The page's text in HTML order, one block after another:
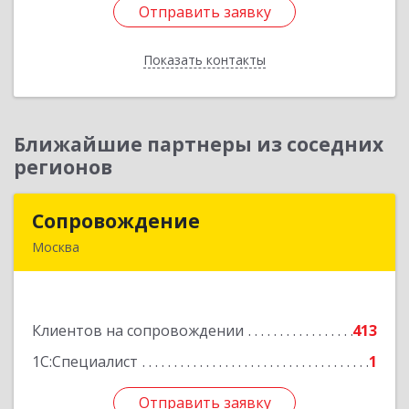
Отправить заявку
Показать контакты
Отправить заявку
Назад
Ближайшие партнеры из соседних
регионов
Сопровождение
Москва
Клиентов на сопровождении
413
1С:Специалист
1
Отправить заявку
Подробнее
Отправить заявку